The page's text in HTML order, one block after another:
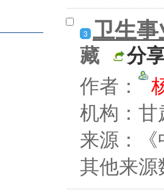
3 卫生
藏 分
作者：
机构：
来源：
其他来